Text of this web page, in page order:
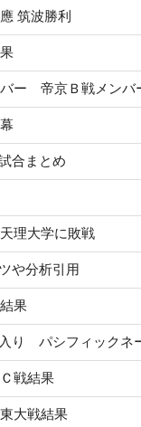
筑波勝利
バー 帝京Ｂ戦メンバ
合まとめ
理大学に敗戦
や分析引用
果
り パシフィックネ
戦結果
大戦結果